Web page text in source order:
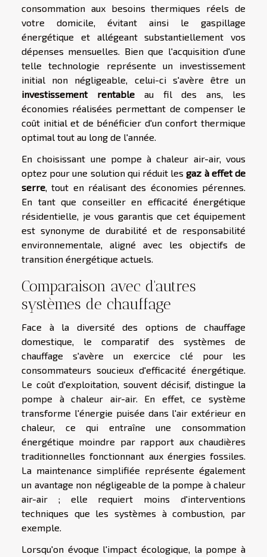
consommation aux besoins thermiques réels de
votre domicile, évitant ainsi le gaspillage
énergétique et allégeant substantiellement vos
dépenses mensuelles. Bien que l'acquisition d'une
telle technologie représente un investissement
initial non négligeable, celui-ci s'avère être un
investissement rentableau fil des ans, les
économies réalisées permettant de compenser le
coût initial et de bénéficier d'un confort thermique
optimal tout au long de l'année.
En choisissant une pompe à chaleur air-air, vous
optez pour une solution qui réduit lesgaz à effet de
serre , tout en réalisant des économies pérennes.
En tant que conseiller en efficacité énergétique
résidentielle, je vous garantis que cet équipement
est synonyme de durabilité et de responsabilité
environnementale, aligné avec les objectifs de
transition énergétique actuels.
Comparaison avec d'autres
systèmes de chauffage
Face à la diversité des options de chauffage
domestique, le comparatif des systèmes de
chauffage s'avère un exercice clé pour les
consommateurs soucieux d'efficacité énergétique.
Le coût d'exploitation, souvent décisif, distingue la
pompe à chaleur air-air. En effet, ce système
transforme l'énergie puisée dans l'air extérieur en
chaleur, ce qui entraîne une consommation
énergétique moindre par rapport aux chaudières
traditionnelles fonctionnant aux énergies fossiles.
La maintenance simplifiée représente également
un avantage non négligeable de la pompe à chaleur
air-air ; elle requiert moins d'interventions
techniques que les systèmes à combustion, par
exemple.
Lorsqu'on évoque l'impact écologique, la pompe à